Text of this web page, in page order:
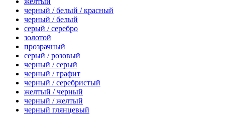
черный / белый / красный
черный / белый
серый / серебро
золотой
прозрачный
серый / розовый
черный / серый
черный / графит
черный / серебристый
желтый / черный
черный / желтый
черный глянцевый